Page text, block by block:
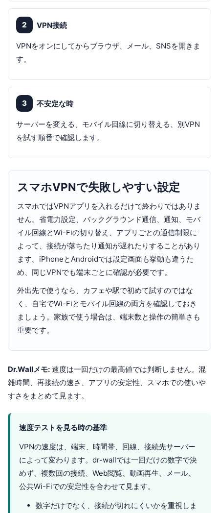
2 VPN接続
VPNをオンにしてからブラウザ、メール、SNSを開きま
す。
3 不安定な時
サーバーを変える、モバイル回線に切り替える、別VPN
を試す順番で確認します。
スマホVPNで失敗しやすい設定
スマホではVPNアプリを入れるだけで終わりではありま
せん。省電力設定、バックグラウンド通信、通知、モバ
イル回線とWi-Fiの切り替え、アプリごとの通信制限に
よって、接続が落ちたり通知が遅れたりすることがあり
ます。iPhoneとAndroidでは設定画面も挙動も違うた
め、同じVPNでも端末ごとに確認が必要です。
外出先で使うなら、カフェや駅で初めて試すのではな
く、自宅でWi-Fiとモバイル回線の両方を確認しておき
ましょう。家族で使う場合は、端末数と操作の簡単さも
重要です。
Dr.Wallメモ: 速度は一回だけの最高値では判断しません。混
雑時間、再接続の速さ、アプリの安定性、スマホでの使いや
すさをまとめて見ます。
速度テストを見る時の基準
VPNの速度は、端末、時間帯、回線、接続先サーバー
によって変わります。dr-wallでは一回だけの数字で決
めず、複数回の接続、Web閲覧、動画再生、メール、
公共Wi-Fiでの安定性を合わせて見ます。
数字だけでなく、接続が切れにくいかを重視しま